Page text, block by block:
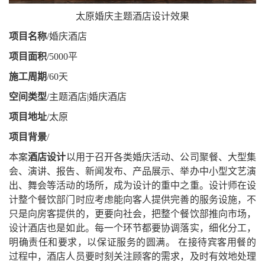
太原婚庆主题酒店设计效果
项目名称/婚庆酒店
项目面积/5000平
施工周期/60天
空间类型/主题酒店|婚庆酒店
项目地址/太原
项目背景/
本案酒店设计以用于召开各类婚庆活动、公司聚餐、大型集
会、演讲、报告、新闻发布、产品展示、举办中小型文艺演
出、舞会等活动的场所，成为设计的重中之重。设计师在设
计整个餐饮部门时应考虑能向客人提供完善的服务设施，不
只是向房客提供的，更要向社会，把整个餐饮部推向市场，
设计酒店也是如此。每一个环节都要协调落实，细化分工，
明确责任和要求，以保证服务的圆满。 在接待宾客用餐的
过程中，酒店人员要时刻关注顾客的需求，及时有效地处理